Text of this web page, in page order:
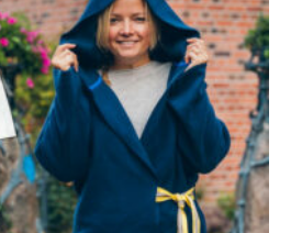
Optionen
können
auf
der
Produktseite
gewählt
werden